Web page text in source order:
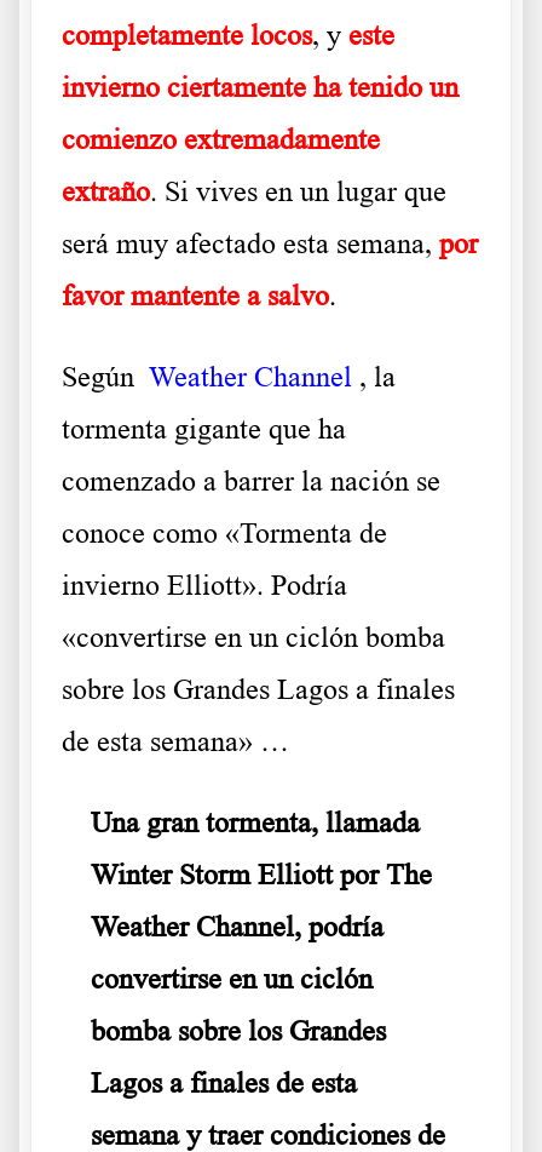
completamente locos, y este
invierno ciertamente ha tenido un
comienzo extremadamente
extraño. Si vives en un lugar que
será muy afectado esta semana, por
favor mantente a salvo.
Según Weather Channel , la
tormenta gigante que ha
comenzado a barrer la nación se
conoce como «Tormenta de
invierno Elliott». Podría
«convertirse en un ciclón bomba
sobre los Grandes Lagos a finales
de esta semana» …
Una gran tormenta, llamada
Winter Storm Elliott por The
Weather Channel, podría
convertirse en un ciclón
bomba sobre los Grandes
Lagos a finales de esta
semana y traer condiciones de